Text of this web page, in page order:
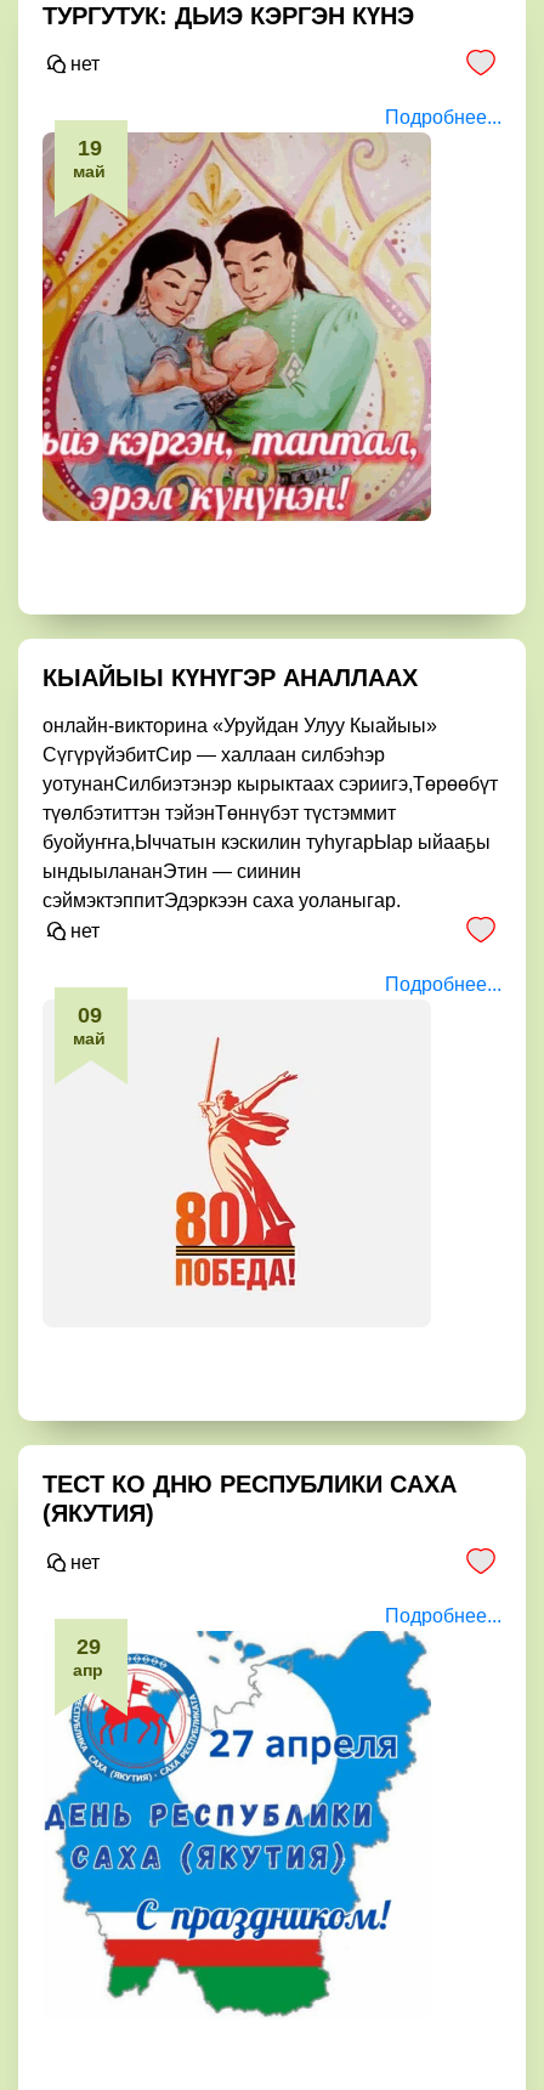
19
май
ТУРГУТУК: ДЬИЭ КЭРГЭН КҮНЭ
нет
Подробнее...
09
май
КЫАЙЫЫ КҮНҮГЭР АНАЛЛААХ
онлайн-викторина «Уруйдан Улуу Кыайыы»
СүгүрүйэбитСир — халлаан силбэһэр
уотунанСилбиэтэнэр кырыктаах сэриигэ,Төрөөбүт
түөлбэтиттэн тэйэнТөннүбэт түстэммит
буойуҥҥа,Ыччатын кэскилин туһугарЫар ыйааҕы
ындыылананЭтин — сиинин
сэймэктэппитЭдэркээн саха уоланыгар.
нет
Подробнее...
29
апр
ТЕСТ КО ДНЮ РЕСПУБЛИКИ САХА
(ЯКУТИЯ)
нет
Подробнее...